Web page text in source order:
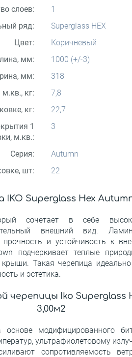
слоев:
1
ряд:
Superglass HEX
Цвет:
Коричневый
мм:
1000 (+/-3)
мм:
318
м.кв., кг:
7,8
кг:
22,7
1
м.кв.:
3
Серия:
Autumn
шт:
22
Superglass Hex Autumn
сочетает в себе
внешний вид.
прочность и устойчивость к
подчеркивает теплые
Такая черепица
и эстетика.
Iko Superglass
3,00м2
основе модифицированного
ультрафиолетовому
сопротивляемость